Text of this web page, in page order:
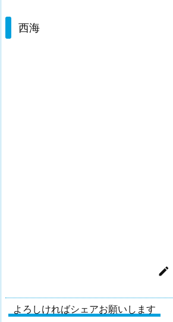
西海

よろしければシェアお願いします